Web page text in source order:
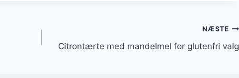
NÆSTE
Citrontærte med mandelmel for glutenfri valg